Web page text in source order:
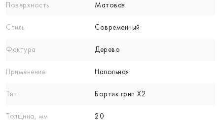
Поверхность Матовая
Стиль Современный
Фактура Дерево
Применение Напольная
Тип Бортик грип X2
Толщина, мм 20